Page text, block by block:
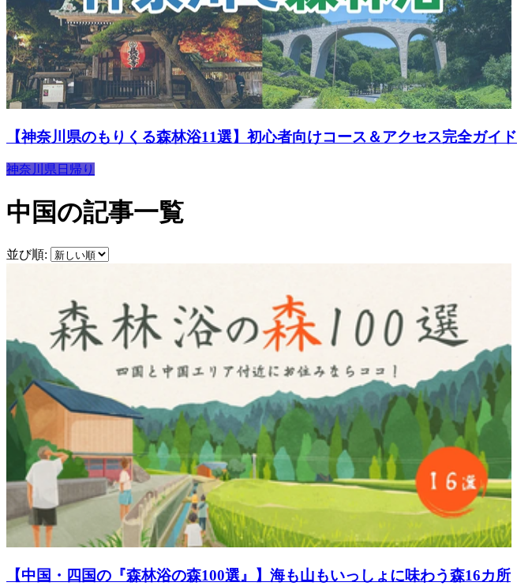
【神奈川県のもりくる森林浴11選】初心者向けコース＆アクセス完全ガイド
神奈川県 日帰り
中国の記事一覧
並び順:
【中国・四国の『森林浴の森100選』】海も山もいっしょに味わう森16カ所